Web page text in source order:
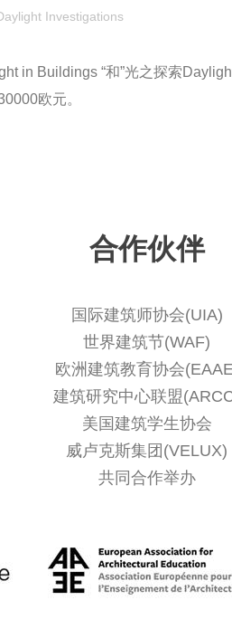
Investigations
in Buildings “和”光之探索
欧元。
合作伙伴
国际建筑师协会(UIA)
世界建筑节(WAF)
欧洲建筑教育协会
建筑研究中心联盟
美国建筑学生协会
威卢克斯集团(VELUX)
共同合作举办